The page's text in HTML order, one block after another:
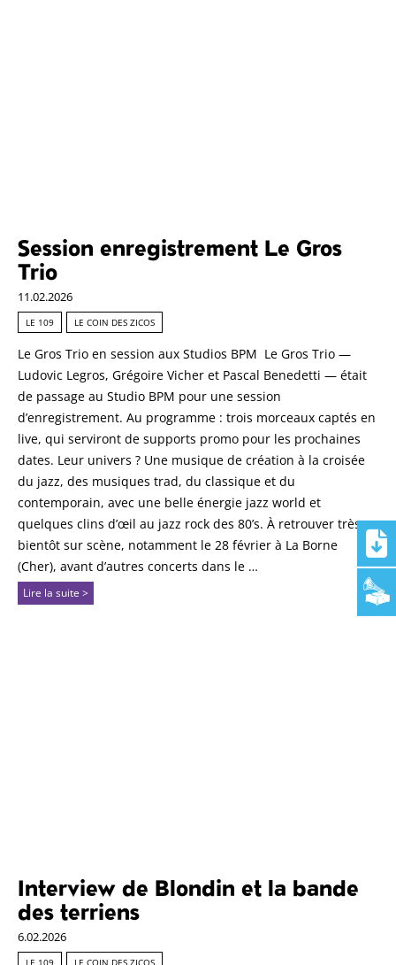
Session enregistrement Le Gros
Trio
11.02.2026
LE 109 LE COIN DES ZICOS
Le Gros Trio en session aux Studios BPM Le Gros Trio —
Ludovic Legros, Grégoire Vicher et Pascal Benedetti — était
de passage au Studio BPM pour une session
d’enregistrement. Au programme : trois morceaux captés en
live, qui serviront de supports promo pour les prochaines
dates. Leur univers ? Une musique de création à la croisée
du jazz, des musiques trad, du classique et du
contemporain, avec une belle énergie jazz world et
quelques clins d’œil au jazz rock des 80’s. À retrouver très
bientôt sur scène, notamment le 28 février à La Borne
(Cher), avant d’autres concerts dans le …
Lire la suite >
Interview de Blondin et la bande
des terriens
6.02.2026
LE 109 LE COIN DES ZICOS